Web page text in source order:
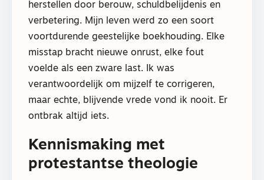
herstellen door berouw, schuldbelijdenis en
verbetering. Mijn leven werd zo een soort
voortdurende geestelijke boekhouding. Elke
misstap bracht nieuwe onrust, elke fout
voelde als een zware last. Ik was
verantwoordelijk om mijzelf te corrigeren,
maar echte, blijvende vrede vond ik nooit. Er
ontbrak altijd iets.
Kennismaking met
protestantse theologie